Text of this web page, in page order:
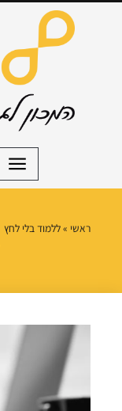
ראשי »ללמוד בלי לחץ